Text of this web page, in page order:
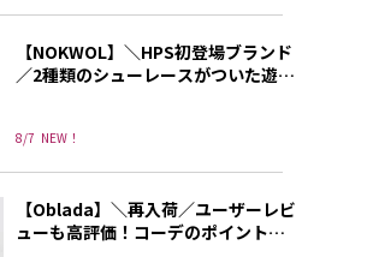
8/7 NEW！
【NOKWOL】＼HPS初登場ブランド
／2種類のシューレースがついた遊び
【Oblada】＼再入荷／ユーザーレビ
ューも高評価！コーデのポイントに